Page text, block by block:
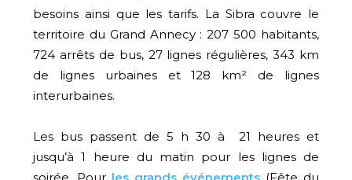
besoins ainsi que les tarifs. La Sibra couvre le
territoire du Grand Annecy : 207 500 habitants,
724 arrêts de bus, 27 lignes régulières, 343 km
de lignes urbaines et 128 km² de lignes
interurbaines.
Les bus passent de 5 h 30 à 21 heures et
jusqu’à 1 heure du matin pour les lignes de